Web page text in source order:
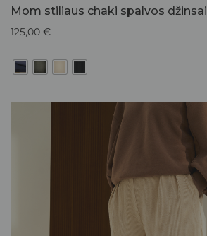
Mom stiliaus chaki spalvos džinsai
125,00 €